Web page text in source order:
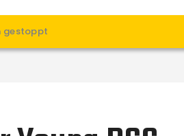
gestoppt
Spielbetrieb
Unterstützen